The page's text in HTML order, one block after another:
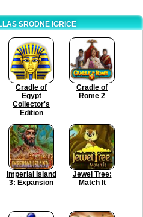
SRODNE IGRICE
Cradle of
Egypt
Collector's
Edition
Cradle of
Rome 2
Imperial Island
3: Expansion
Jewel Tree:
Match It